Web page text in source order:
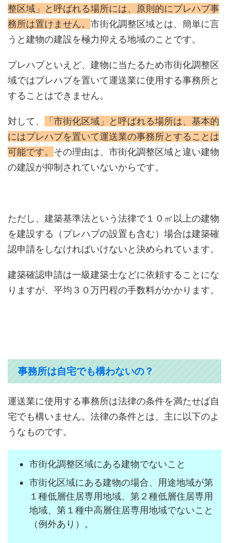
整区域」と呼ばれる場所には、原則的にプレハブ事
務所は置けません。 市街化調整区域とは、簡単に言
うと建物の建設を極力抑える地域のことです。
プレハブといえど、建物に当たるため市街化調整区
域ではプレハブを置いて運送業に使用する事務所と
することはできません。
対して、
「市街化区域」と呼ばれる場所は、基本的
にはプレハブを置いて運送業の事務所とすることは
可能です。 その理由は、市街化調整区域と違い建物
の建設が抑制されていないからです。
ただし、建築基準法という法律で１０㎡以上の建物
を建設する（プレハブの設置も含む）場合は建築確
認申請をしなければいけないと決められています。
建築確認申請は一級建築士などに依頼することにな
りますが、平均３０万円程の手数料がかかります。
事務所は自宅でも構わないの？
運送業に使用する事務所は法律の条件を満たせば自
宅でも構いません。法律の条件とは、主に以下のよ
うなものです。
市街化調整区域にある建物でないこと
市街化区域にある建物の場合、用途地域が第
１種低層住居専用地域、第２種低層住居専用
地域、第１種中高層住居専用地域でないこと
（例外あり）。